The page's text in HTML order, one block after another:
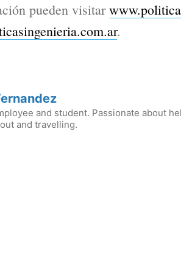
pueden visitar
.
and student. Passionate about
and travelling.